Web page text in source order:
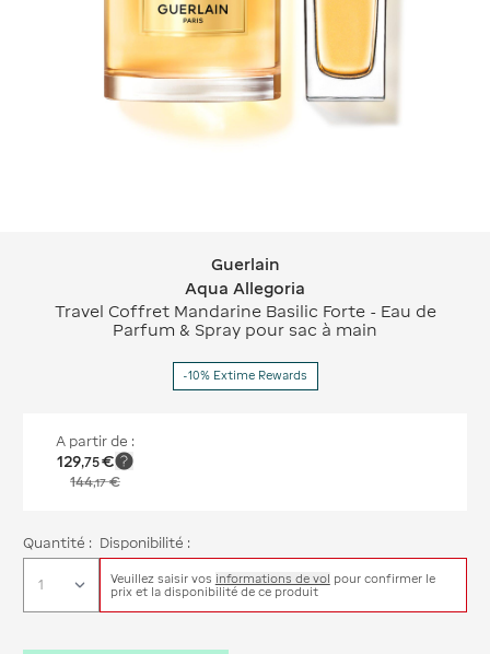
Guerlain Aqua Allegoria
Guerlain
Aqua Allegoria
Travel Coffret Mandarine Basilic Forte - Eau de
Parfum & Spray pour sac à main
-10% Extime Rewards
A partir de :
129,75€
144,17€
Quantité : Disponibilité :
Veuillez saisir vos informations de vol pour confirmer le
prix et la disponibilité de ce produit